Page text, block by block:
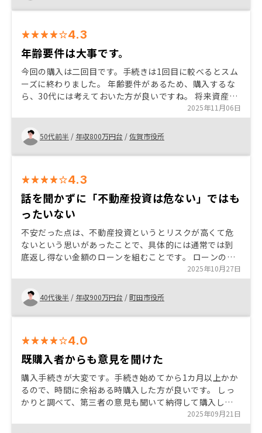
4.3
年齢要件は大事です。
今回の購入は二回目です。手続きは1回目に較べるとスム
ーズに終わりました。 年齢要件があるため、購入するな
ら、30代には考えておいた方が良いですね。 将来資産運
用なら、年取ってから始めるのはちょっと大変です。
2025年11月06日
50代前半 / 年収800万円台 /佐賀市役所
4.3
話を聞かずに「不動産投資は危ない」ではも
ったいない
不安だった点は、不動産投資というとリスクが高くて危
ないという思いがあったことで、具体的には通常では到
底返し得ない金額のローンを組むことです。 ローンの金
額だけ見ると高額ですが、ローンを家賃収入から返して
いくという仕組みに、そんな手もあるのか、なるほどと
思いました。 マンションは現物資産で物価変動にも対応
しているので、株よりも安定的な運用ではないかと感じ
購入を決めました。 リスクも許容範囲だったので、子ど
て、しっかり運用出来ればと考えました。
2025年10月27日
40代後半 / 年収900万円台 /町田市役所
4.0
既購入者からも意見を聞けた
購入手続きが大変です。手続き始めてから1カ月以上かか
るので、時間に余裕ある時購入した方が良いです。 しっ
かりと調べて、第三者の意見も聞いて納得して購入して
ください。 でも、迷っている間に良い物件は売れていく
ことも知っておいてください。
2025年09月21日